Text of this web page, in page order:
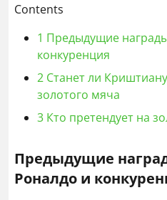
Contents
1 Предыдущие
конкуренция
2 Станет ли
золотого мяча
3 Кто претендует на
Предыдущие
Роналдо и